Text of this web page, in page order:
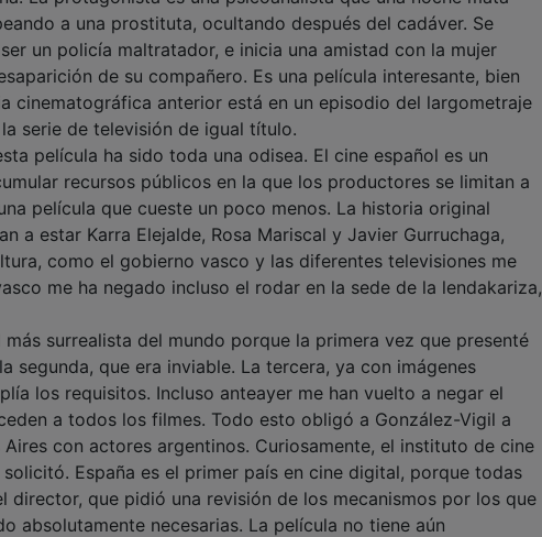
a una prostituta, ocultando después del cadáver. Se
un policía maltratador, e inicia una amistad con la mujer
de su compañero. Es una película interesante, bien
cinematográfica anterior está en un episodio del largometraje
serie de televisión de igual título.
película ha sido toda una odisea. El cine español es un
recursos públicos en la que los productores se limitan a
película que cueste un poco menos. La historia original
a estar Karra Elejalde, Rosa Mariscal y Javier Gurruchaga,
como el gobierno vasco y las diferentes televisiones me
me ha negado incluso el rodar en la sede de la lendakariza,
más surrealista del mundo porque la primera vez que presenté
segunda, que era inviable. La tercera, ya con imágenes
los requisitos. Incluso anteayer me han vuelto a negar el
a todos los filmes. Todo esto obligó a González-Vigil a
con actores argentinos. Curiosamente, el instituto de cine
España es el primer país en cine digital, porque todas
director, que pidió una revisión de los mecanismos por los que
absolutamente necesarias. La película no tiene aún